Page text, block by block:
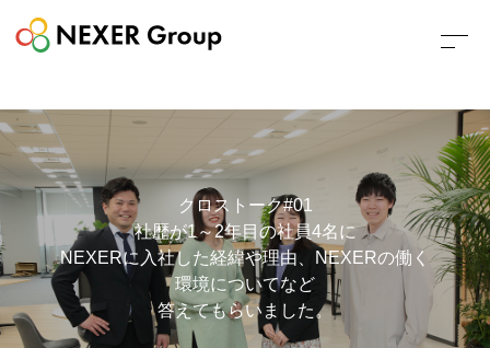
クロストーク#01
社歴が1～2年目の社員4名に
NEXERに入社した経緯や理由、NEXERの働く
環境についてなど
答えてもらいました。